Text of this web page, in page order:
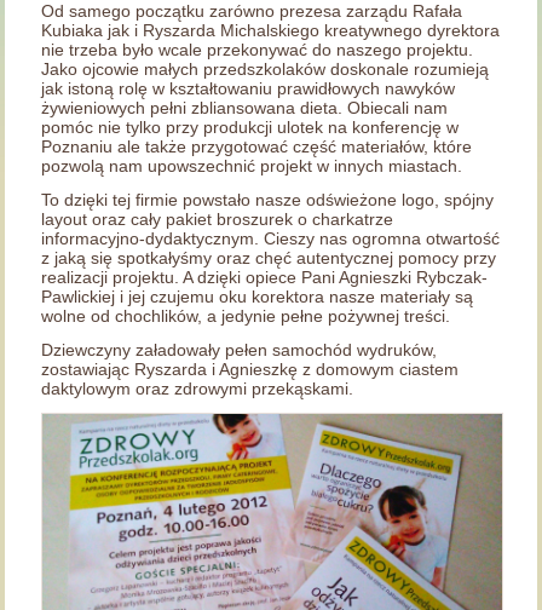
Od samego początku zarówno prezesa zarządu Rafała
Kubiaka jak i Ryszarda Michalskiego kreatywnego dyrektora
nie trzeba było wcale przekonywać do naszego projektu.
Jako ojcowie małych przedszkolaków doskonale rozumieją
jak istoną rolę w kształtowaniu prawidłowych nawyków
żywieniowych pełni zbliansowana dieta. Obiecali nam
pomóc nie tylko przy produkcji ulotek na konferencję w
Poznaniu ale także przygotować część materiałów, które
pozwolą nam upowszechnić projekt w innych miastach.
To dzięki tej firmie powstało nasze odświeżone logo, spójny
layout oraz cały pakiet broszurek o charkatrze
informacyjno-dydaktycznym. Cieszy nas ogromna otwartość
z jaką się spotkałyśmy oraz chęć autentycznej pomocy przy
realizacji projektu. A dzięki opiece Pani Agnieszki Rybczak-
Pawlickiej i jej czujemu oku korektora nasze materiały są
wolne od chochlików, a jedynie pełne pożywnej treści.
Dziewczyny załadowały pełen samochód wydruków,
zostawiając Ryszarda i Agnieszkę z domowym ciastem
daktylowym oraz zdrowymi przekąskami.